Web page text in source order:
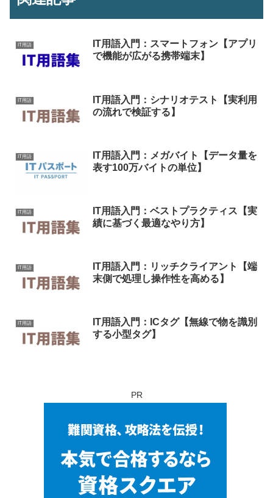
IT用語
IT用語入門：スマートフォン【アプリ
で機能が広がる携帯端末】
IT用語
IT用語入門：シナリオテスト【実利用
の流れで検証する】
IT用語
IT用語入門：メガバイト【データ量を
表す100万バイトの単位】
IT用語
IT用語入門：ベストプラクティス【実
績に基づく最適なやり方】
IT用語
IT用語入門：リッチクライアント【端
末側で処理し操作性を高める】
IT用語
IT用語入門：ICタグ【無線で物を識別
する小型タグ】
PR